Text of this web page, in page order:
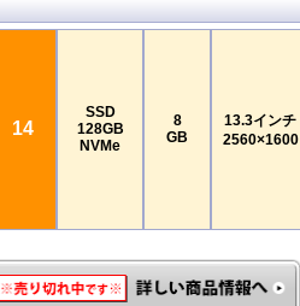
14
SSD
128GB
NVMe
8
GB
13.3インチ
2560×1600